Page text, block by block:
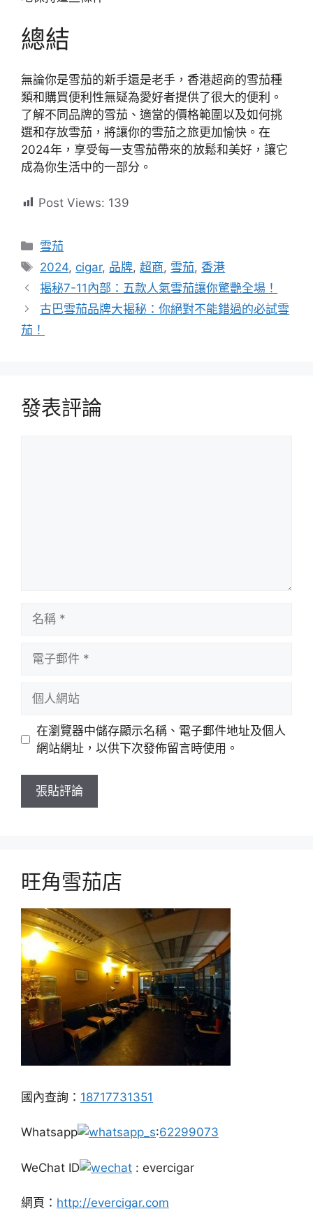
總結
無論你是雪茄的新手還是老手，香港超商的雪茄種
類和購買便利性無疑為愛好者提供了很大的便利。
了解不同品牌的雪茄、適當的價格範圍以及如何挑
選和存放雪茄，將讓你的雪茄之旅更加愉快。在
2024年，享受每一支雪茄帶來的放鬆和美好，讓它
成為你生活中的一部分。
Post Views: 139
分
類
雪茄
標
籤
2024, cigar, 品牌,超商, 雪茄, 香港
揭秘7-11內部：五款人氣雪茄讓你驚艷全場！
古巴雪茄品牌大揭秘：你絕對不能錯過的必試雪
茄！
發表評論
站
在瀏覽器中儲存顯示名稱、電子郵件地址及個人
網站網址，以供下次發佈留言時使用。
旺角雪茄店
國內查詢： 18717731351
Whatsapp :62299073
WeChat ID : evercigar
網頁： http://evercigar.com